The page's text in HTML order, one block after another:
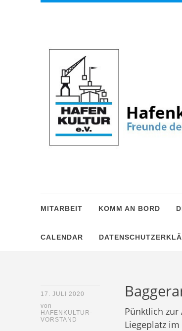
MITARBEIT KOMM AN BORD
CALENDAR
17. JULI 2020
von
HAFENKULTUR-
VORSTAND
Pünktlich zur
Liegeplatz